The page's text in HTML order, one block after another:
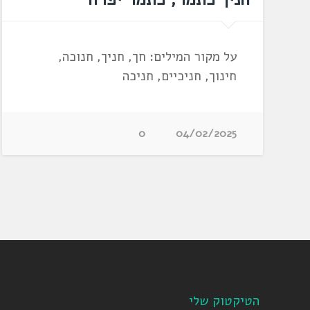
על מקור המילים: חך, חניך, חנוכה,
חינוך, חניכיים, חניכה
04/02/2025
0
הטיקטוק שלי